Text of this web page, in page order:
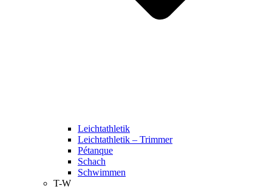
Leichtathletik
Leichtathletik – Trimmer
Pétanque
Schach
Schwimmen
T-W